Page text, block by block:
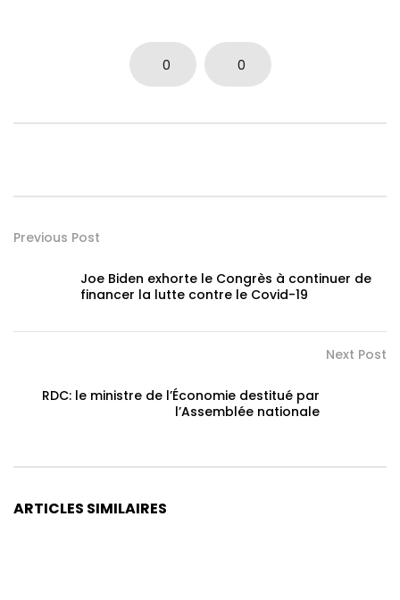
0 0
Previous Post
Joe Biden exhorte le Congrès à continuer de
financer la lutte contre le Covid-19
Next Post
RDC: le ministre de l’Économie destitué par
l’Assemblée nationale
ARTICLES SIMILAIRES